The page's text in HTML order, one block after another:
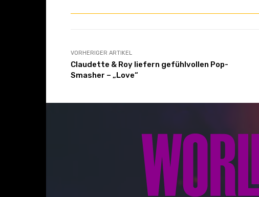
VORHERIGER ARTIKEL
Claudette & Roy liefern gefühlvollen Pop-
Smasher – „Love“